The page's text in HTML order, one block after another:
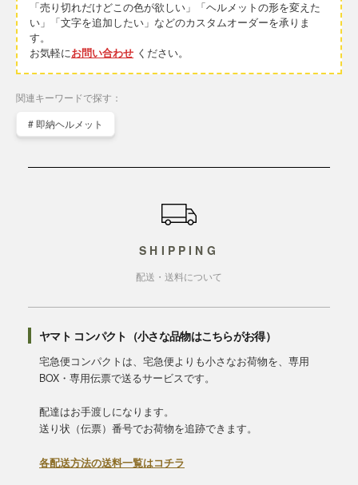
「売り切れだけどこの色が欲しい」「ヘルメットの形を変えた
い」「文字を追加したい」などのカスタムオーダーを承りま
す。
お気軽にお問い合わせ ください。
関連キーワードで探す：
# 即納ヘルメット
SHIPPING
配送・送料について
ヤマト コンパクト（小さな品物はこちらがお得）
宅急便コンパクトは、宅急便よりも小さなお荷物を、専用
BOX・専用伝票で送るサービスです。
配達はお手渡しになります。
送り状（伝票）番号でお荷物を追跡できます。
各配送方法の送料一覧はコチラ